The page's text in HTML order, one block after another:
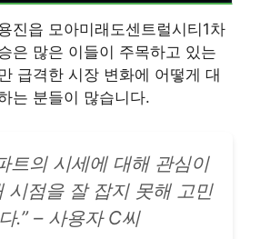
진읍 모아미래도센트럴시티1차
은 많은 이들이 주목하고 있는
급격한 시장 변화에 어떻게 대
는 분들이 많습니다.
트의 시세에 대해 관심이
시점을 잘 잡지 못해 고민
.” – 사용자 C씨